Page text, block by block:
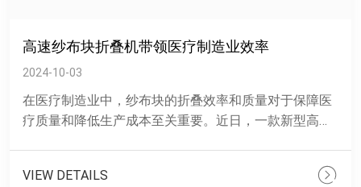
高速纱布块折叠机带领医疗制造业效率
2024-10-03
在医疗制造业中，纱布块的折叠效率和质量对于保障医
疗质量和降低生产成本至关重要。近日，一款新型高速
VIEW DETAILS